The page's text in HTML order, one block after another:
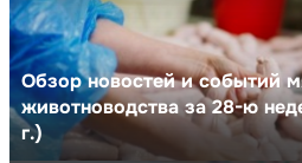
Обзор новостей и событий
животноводства за 28-ю
г.)